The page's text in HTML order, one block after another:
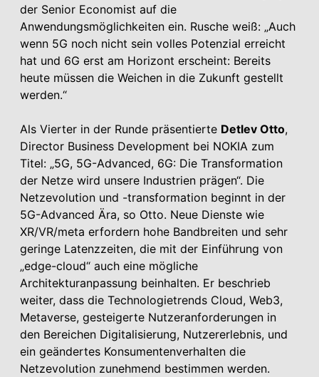
der Senior Economist auf die
Anwendungsmöglichkeiten ein. Rusche weiß: „Auch
wenn 5G noch nicht sein volles Potenzial erreicht
hat und 6G erst am Horizont erscheint: Bereits
heute müssen die Weichen in die Zukunft gestellt
werden.“
Als Vierter in der Runde präsentierte Detlev Otto,
Director Business Development bei NOKIA zum
Titel: „5G, 5G-Advanced, 6G: Die Transformation
der Netze wird unsere Industrien prägen“. Die
Netzevolution und -transformation beginnt in der
5G-Advanced Ära, so Otto. Neue Dienste wie
XR/VR/meta erfordern hohe Bandbreiten und sehr
geringe Latenzzeiten, die mit der Einführung von
„edge-cloud“ auch eine mögliche
Architekturanpassung beinhalten. Er beschrieb
weiter, dass die Technologietrends Cloud, Web3,
Metaverse, gesteigerte Nutzeranforderungen in
den Bereichen Digitalisierung, Nutzererlebnis, und
ein geändertes Konsumentenverhalten die
Netzevolution zunehmend bestimmen werden.